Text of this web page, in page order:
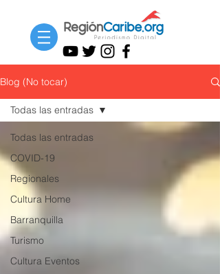
Blog (No tocar)
Todas las entradas
COVID-19
Regionales
Cultura Home
Barranquilla
Turismo
Cultura Eventos
Todas las entradas